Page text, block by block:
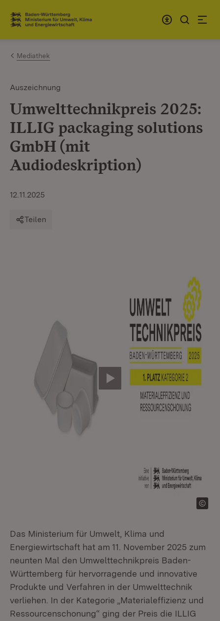
Zum Inhalt springen
Link zur Startseite
Mediathek
Auszeichnung
Umwelttechnikpreis 2025:
ILLIG packaging solutions
GmbH (mit
Audiodeskription)
12.11.2025
Teilen
Video abspielen
Das Ministerium für Umwelt, Klima und
Energiewirtschaft hat am 11. November 2025 zum
neunten Mal den Umwelttechnikpreis Baden-
Württemberg für hervorragende und innovative
Produkte und Verfahren in der Umwelttechnik
verliehen. In der Kategorie „Materialeffizienz und
Ressourcenschonung“ ging der Preis die ILLIG